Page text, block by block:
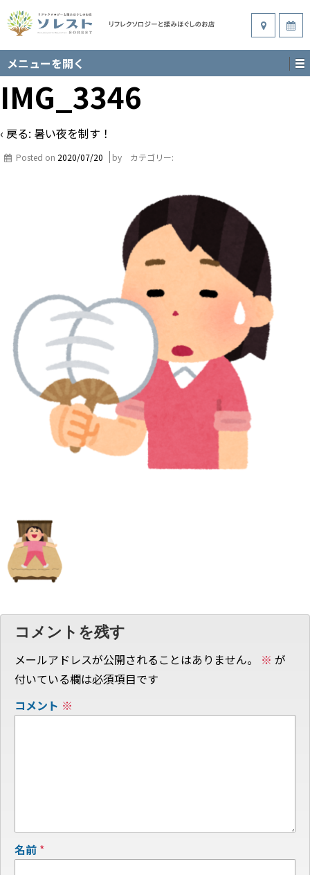
メニューを開く
IMG_3346
‹ 戻る: 暑い夜を制す！
Posted on 2020/07/20 by カテゴリー:
コメントを残す
メールアドレスが公開されることはありません。 ※ が
付いている欄は必須項目です
コメント ※
名前 *